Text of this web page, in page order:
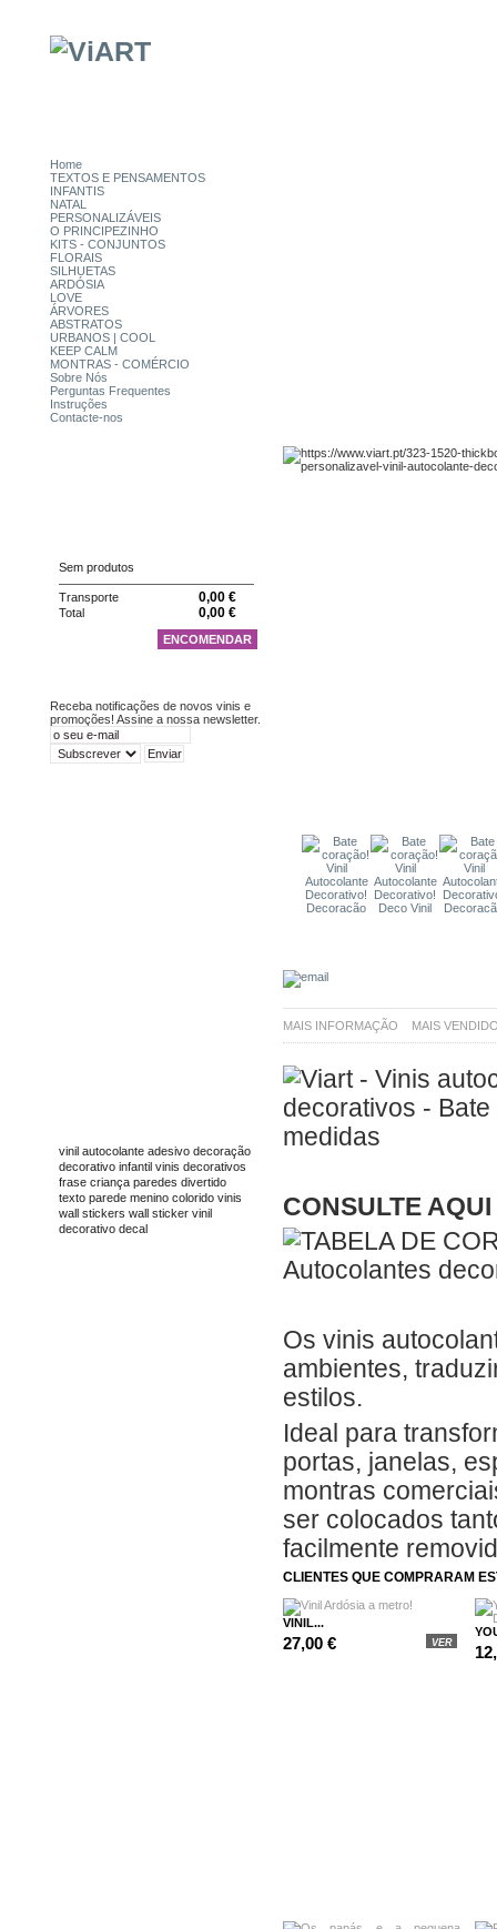
Home
TEXTOS E PENSAMENTOS
INFANTIS
NATAL
PERSONALIZÁVEIS
O PRINCIPEZINHO
KITS - CONJUNTOS
FLORAIS
SILHUETAS
ARDÓSIA
LOVE
ÁRVORES
ABSTRATOS
URBANOS | COOL
KEEP CALM
MONTRAS - COMÉRCIO
Sobre Nós
Perguntas Frequentes
Instruções
Contacte-nos
MAIS INFORMAÇÃO MAIS
CONSULTE
Os vinis
ambientes,
estilos.
Ideal para
portas, janelas,
montras
ser colocados
facilmente
CLIENTES QUE COMPRARAM
VINIL...
27,00 € VER
Sem produtos
Transporte 0,00 €
Total 0,00 €
ENCOMENDAR
Receba notificações de novos vinis e
promoções! Assine a nossa newsletter.
vinil autocolante adesivo decoração
decorativo infantil vinis decorativos
frase criança paredes divertido
texto parede menino colorido vinis
wall stickers wall sticker vinil
decorativo decal